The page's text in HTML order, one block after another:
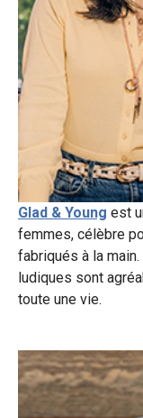
Glad & Young est
femmes, célèbre
fabriqués à la
ludiques sont
toute une vie.